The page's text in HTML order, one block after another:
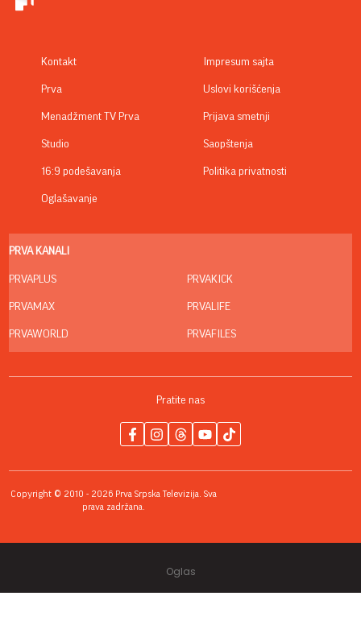
Kontakt
Prva
Menadžment TV Prva
Studio
16:9 podešavanja
Oglašavanje
Impresum sajta
Uslovi korišćenja
Prijava smetnji
Saopštenja
Politika privatnosti
PRVA KANALI
PRVAPLUS
PRVAMAX
PRVAWORLD
PRVAKICK
PRVALIFE
PRVAFILES
Pratite nas
Copyright © 2010 - 2026 Prva Srpska Televizija. Sva
prava zadržana.